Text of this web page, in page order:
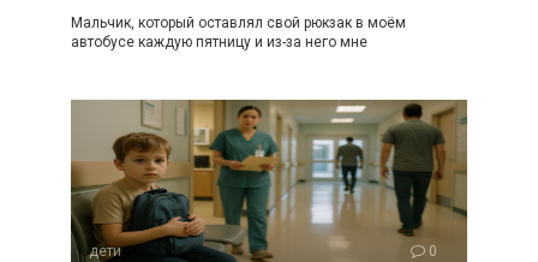
Мальчик, который оставлял свой рюкзак в моём
автобусе каждую пятницу и из-за него мне
дети 0